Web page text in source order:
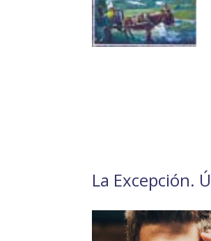
La Excepción.